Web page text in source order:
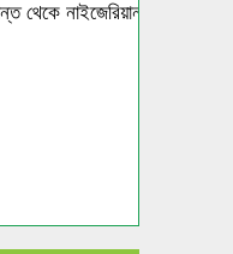
নাইজেরিয়ান নাগরিক আটক